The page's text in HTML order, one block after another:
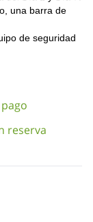
glaciar.
a 1000 m por
a menudo
cansado,
seguir
una
bocadillos y tu
a mí en esta
una barra de
de seguridad
reserva